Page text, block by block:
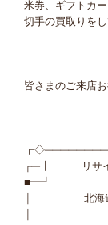
米券、ギフトカ
切手の買取りをし
皆さまのご来店
┌─╂ リサイク
■━┛ 〒
│ 北海道帯
│